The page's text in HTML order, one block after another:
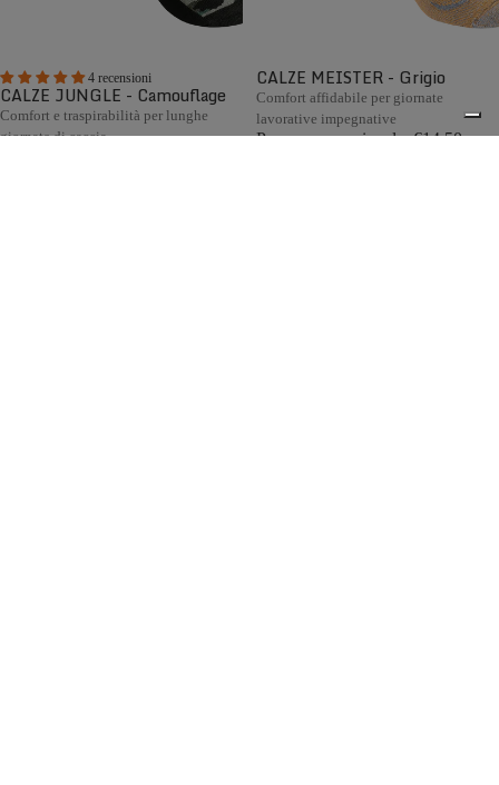
4 recensioni
CALZE JUNGLE - Camouflage
Comfort e traspirabilità per lunghe
giornate di caccia
CALZE MEISTER - Grigio
Comfort affidabile per giornate
lavorative impegnative
Prezzo promozionale €14,50